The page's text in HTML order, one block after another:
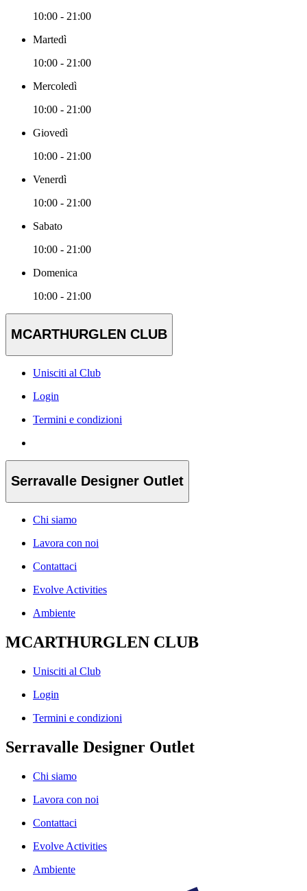
10:00 - 21:00
Martedì
10:00 - 21:00
Mercoledì
10:00 - 21:00
Giovedì
10:00 - 21:00
Venerdì
10:00 - 21:00
Sabato
10:00 - 21:00
Domenica
10:00 - 21:00
MCARTHURGLEN CLUB
Unisciti al Club
Login
Termini e condizioni
Serravalle Designer Outlet
Chi siamo
Lavora con noi
Contattaci
Evolve Activities
Ambiente
MCARTHURGLEN CLUB
Unisciti al Club
Login
Termini e condizioni
Serravalle Designer Outlet
Chi siamo
Lavora con noi
Contattaci
Evolve Activities
Ambiente